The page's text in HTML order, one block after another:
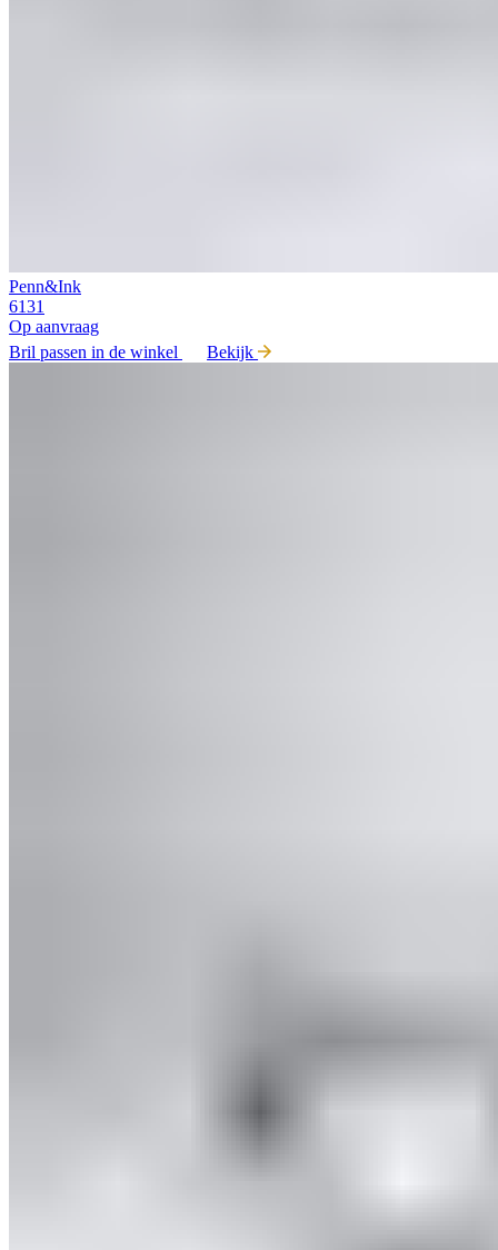
Penn&Ink
6131
Op aanvraag
Bril passen in de winkel
Bekijk